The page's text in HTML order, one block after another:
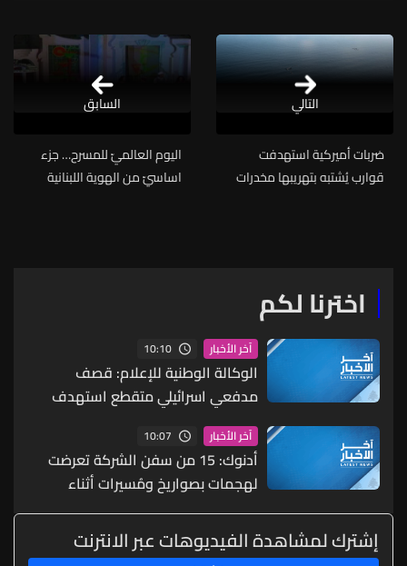
التالي
ضربات أميركية استهدفت
قوارب يُشتبه بتهريبها مخدرات
اليوم العالميّ للمسرح… جزء
اساسيّ من الهوية اللبنانية
السابق
اخترنا لكم
آخر الأخبار 10:10
الوكالة الوطنية للإعلام: قصف
مدفعي اسرائيلي متقطع استهدف
اطراف بلدة زوطر الشرقية لجهة
ميفدون
آخر الأخبار 10:07
أدنوك: 15 من سفن الشركة تعرضت
لهجمات بصواريخ ومُسيرات أثناء
عبورها مضيق هرمز منذ بداية الحرب
إشترك لمشاهدة الفيديوهات عبر الانترنت